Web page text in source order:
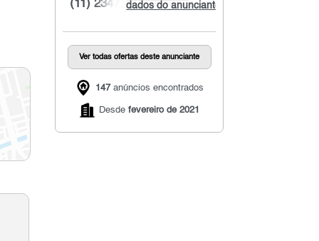
dados do anunciante
(11) 2347...
Ver todas ofertas deste anunciante
147anúncios encontrados
Desdefevereiro de 2021